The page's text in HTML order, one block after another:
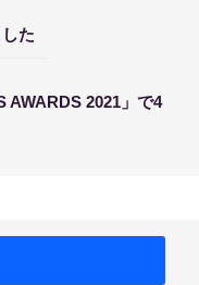
た
AWARDS 2021」で4